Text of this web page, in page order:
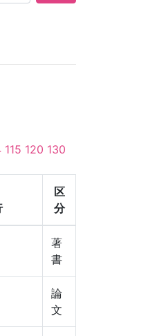
115 120 130
区
分
著
書
論
文